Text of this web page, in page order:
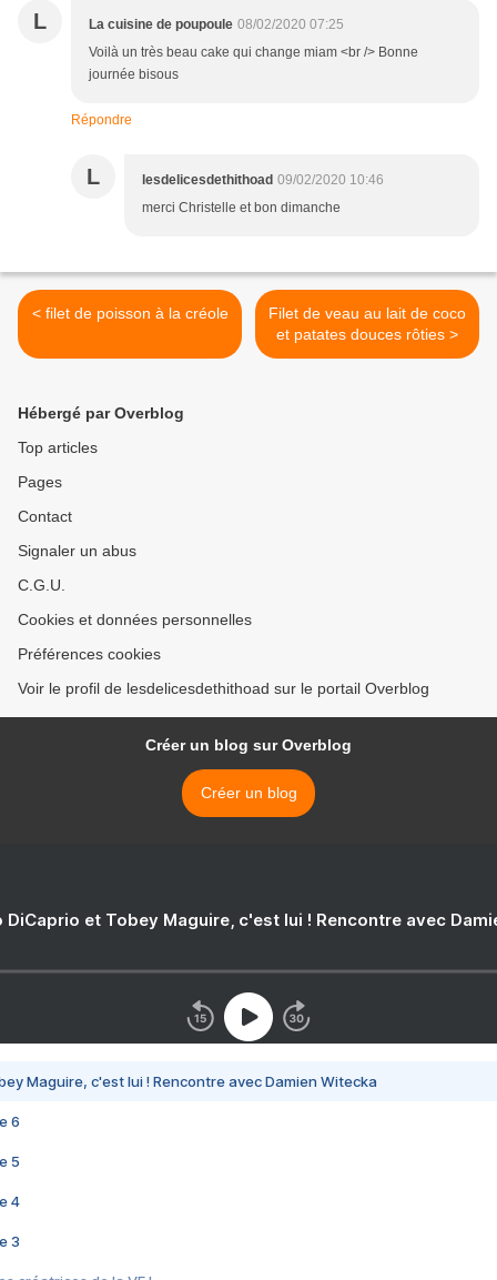
L La cuisine de poupoule 08/02/2020 07:25
Voilà un très beau cake qui change miam <br /> Bonne
journée bisous
Répondre
L lesdelicesdethithoad 09/02/2020 10:46
merci Christelle et bon dimanche
< filet de poisson à la créole
Filet de veau au lait de coco
et patates douces rôties >
Hébergé par Overblog
Top articles
Pages
Contact
Signaler un abus
C.G.U.
Cookies et données personnelles
Préférences cookies
Voir le profil de lesdelicesdethithoad sur le portail Overblog
Créer un blog sur Overblog
Créer un blog
DiCaprio et Tobey Maguire, c'est lui ! Rencontre avec
Maguire, c'est lui ! Rencontre avec Damien Witecka
6
5
4
3